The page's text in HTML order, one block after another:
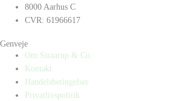
8000 Aarhus C
CVR: 61966617
Genveje
Om Straarup & Co
Kontakt
Handelsbetingelser
Privatlivspolitik